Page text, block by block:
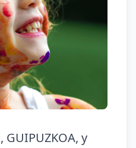
, GUIPUZKOA, y